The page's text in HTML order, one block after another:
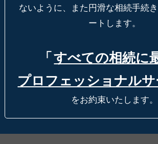
ないように、
また円滑な相続手続
ートします。
「 すべての相続に
プロフェッショナルサ
をお約束いたします。